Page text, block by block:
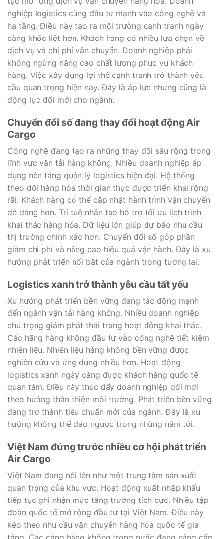
nghiệp logistics cũng đầu tư mạnh vào công nghệ và
hạ tầng. Điều này tạo ra môi trường cạnh tranh ngày
càng khốc liệt hơn. Khách hàng có nhiều lựa chọn về
dịch vụ và chi phí vận chuyển. Doanh nghiệp phải
không ngừng nâng cao chất lượng phục vụ khách
hàng. Việc xây dựng lợi thế cạnh tranh trở thành yêu
cầu quan trọng hiện nay. Đây là áp lực nhưng cũng là
động lực đổi mới cho ngành.
Chuyển đổi số đang thay đổi hoạt động Air
Cargo
Công nghệ đang tạo ra những thay đổi sâu rộng trong
lĩnh vực vận tải hàng không. Nhiều doanh nghiệp áp
dụng nền tảng quản lý logistics hiện đại. Hệ thống
theo dõi hàng hóa thời gian thực được triển khai rộng
rãi. Khách hàng có thể cập nhật hành trình vận chuyển
dễ dàng hơn. Trí tuệ nhân tạo hỗ trợ tối ưu lịch trình
khai thác hàng hóa. Dữ liệu lớn giúp dự báo nhu cầu
thị trường chính xác hơn. Chuyển đổi số góp phần
giảm chi phí và nâng cao hiệu quả vận hành. Đây là xu
hướng phát triển nổi bật của ngành trong tương lai.
Logistics xanh trở thành yêu cầu tất yếu
Xu hướng phát triển bền vững đang tác động mạnh
đến ngành vận tải hàng không. Nhiều doanh nghiệp
chú trọng giảm phát thải trong hoạt động khai thác.
Các hãng hàng không đầu tư vào công nghệ tiết kiệm
nhiên liệu. Nhiên liệu hàng không bền vững được
nghiên cứu và ứng dụng nhiều hơn. Hoạt động
logistics xanh ngày càng được khách hàng quốc tế
quan tâm. Điều này thúc đẩy doanh nghiệp đổi mới
theo hướng thân thiện môi trường. Phát triển bền vững
đang trở thành tiêu chuẩn mới của ngành. Đây là xu
hướng không thể đảo ngược trong những năm tới.
Việt Nam đứng trước nhiều cơ hội phát triển
Air Cargo
Việt Nam đang nổi lên như một trung tâm sản xuất
quan trọng của khu vực. Hoạt động xuất nhập khẩu
tiếp tục ghi nhận mức tăng trưởng tích cực. Nhiều tập
đoàn quốc tế mở rộng đầu tư tại Việt Nam. Điều này
kéo theo nhu cầu vận chuyển hàng hóa quốc tế gia
tăng. Các cảng hàng không trong nước đang nâng cấp